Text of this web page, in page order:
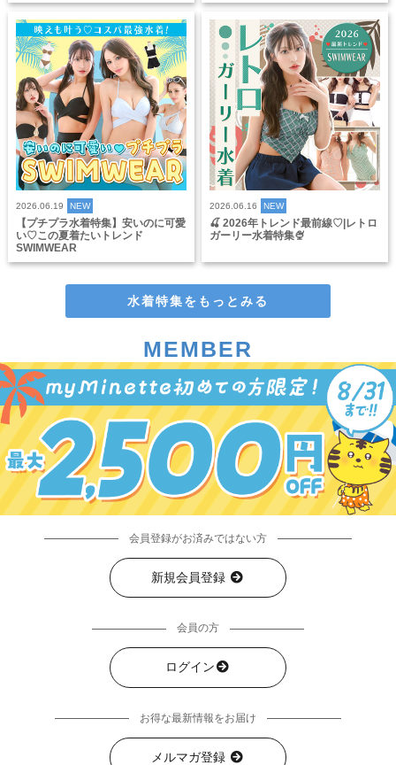
2026.06.19 NEW
【プチプラ水着特集】安いのに可愛
い♡この夏着たいトレンド
SWIMWEAR
2026.06.16 NEW
🍒 2026年トレンド最前線♡|レトロ
ガーリー水着特集🍨
水着特集をもっとみる
MEMBER
会員登録がお済みではない方
新規会員登録
会員の方
ログイン
お得な最新情報をお届け
メルマガ登録